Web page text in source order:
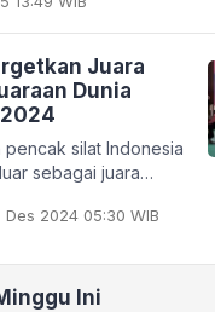
Juara
Dunia
silat Indonesia
sebagai juara
Dunia
Des 2024 05:30 WIB
Ini